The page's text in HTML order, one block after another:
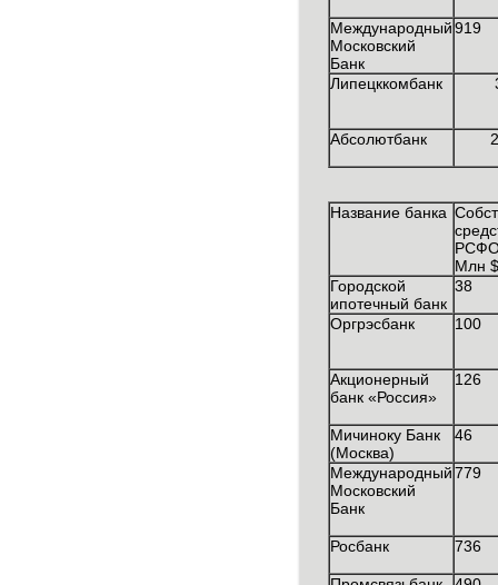
Международный
Московский
Банк
919
Липецккомбанк
Абсолютбанк
Название банка
Млн $
Городской
ипотечный банк
38
Оргрэсбанк 100
Акционерный
банк «Россия»
126
Мичиноку Банк
(Москва)
46
Международный
Московский
Банк
779
Росбанк 736